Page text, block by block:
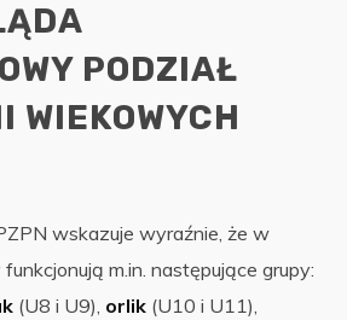
PODZIAŁ
WIEKOWYCH
wskazuje wyraźnie, że w
m.in. następujące grupy:
(U8 i U9), orlik(U10 i U11),